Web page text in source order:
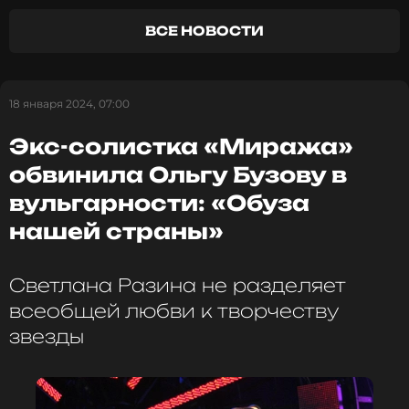
оставаться в курсе событий
ПОДПИСАТЬСЯ
ССЫЛКА
ВСЕ НОВОСТИ
18 января 2024, 07:00
Экс-солистка «Миража»
обвинила Ольгу Бузову в
вульгарности: «Обуза
нашей страны»
Светлана Разина не разделяет
всеобщей любви к творчеству
звезды